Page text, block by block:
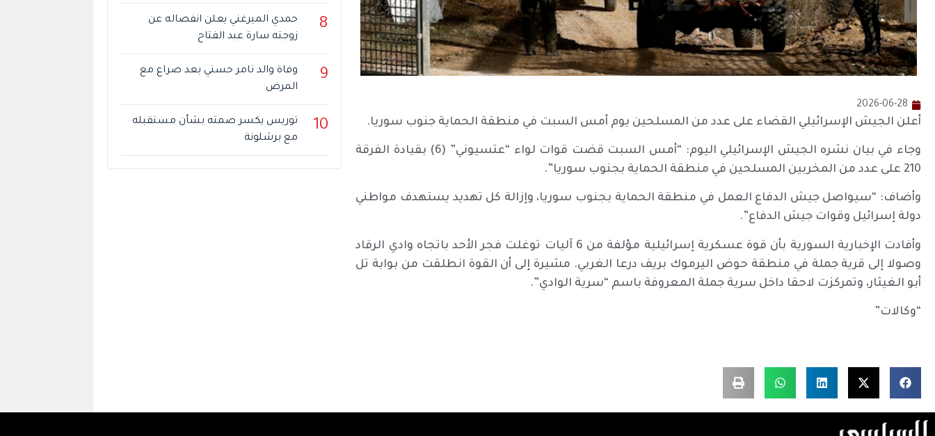
2026-06-28
أعلن الجيش الإسرائيلي القضاء على عدد من المسلحين يوم أمس السبت في منطقة الحماية جنوب سوريا.
وجاء في بيان نشره الجيش الإسرائيلي اليوم: “أمس السبت قضت قوات لواء “عتسيوني” (6) بقيادة الفرقة
210 على عدد من المخربين المسلحين في منطقة الحماية بجنوب سوريا”.
وأضاف: “سيواصل جيش الدفاع العمل في منطقة الحماية بجنوب سوريا، وإزالة كل تهديد يستهدف مواطني
دولة إسرائيل وقوات جيش الدفاع”.
وأفادت الإخبارية السورية بأن قوة عسكرية إسرائيلية مؤلفة من 6 آليات توغلت فجر الأحد باتجاه وادي الرقاد
وصولا إلى قرية جملة في منطقة حوض اليرموك بريف درعا الغربي. مشيرة إلى أن القوة انطلقت من بوابة تل
أبو الغيثار، وتمركزت لاحقا داخل سرية جملة المعروفة باسم “سرية الوادي”.
“وكالات”
8
حمدي الميرغني يعلن انفصاله عن
زوجته سارة عبد الفتاح
9
وفاة والد تامر حسني بعد صراع مع
المرض
10
توريس يكسر صمته بشأن مستقبله
مع برشلونة